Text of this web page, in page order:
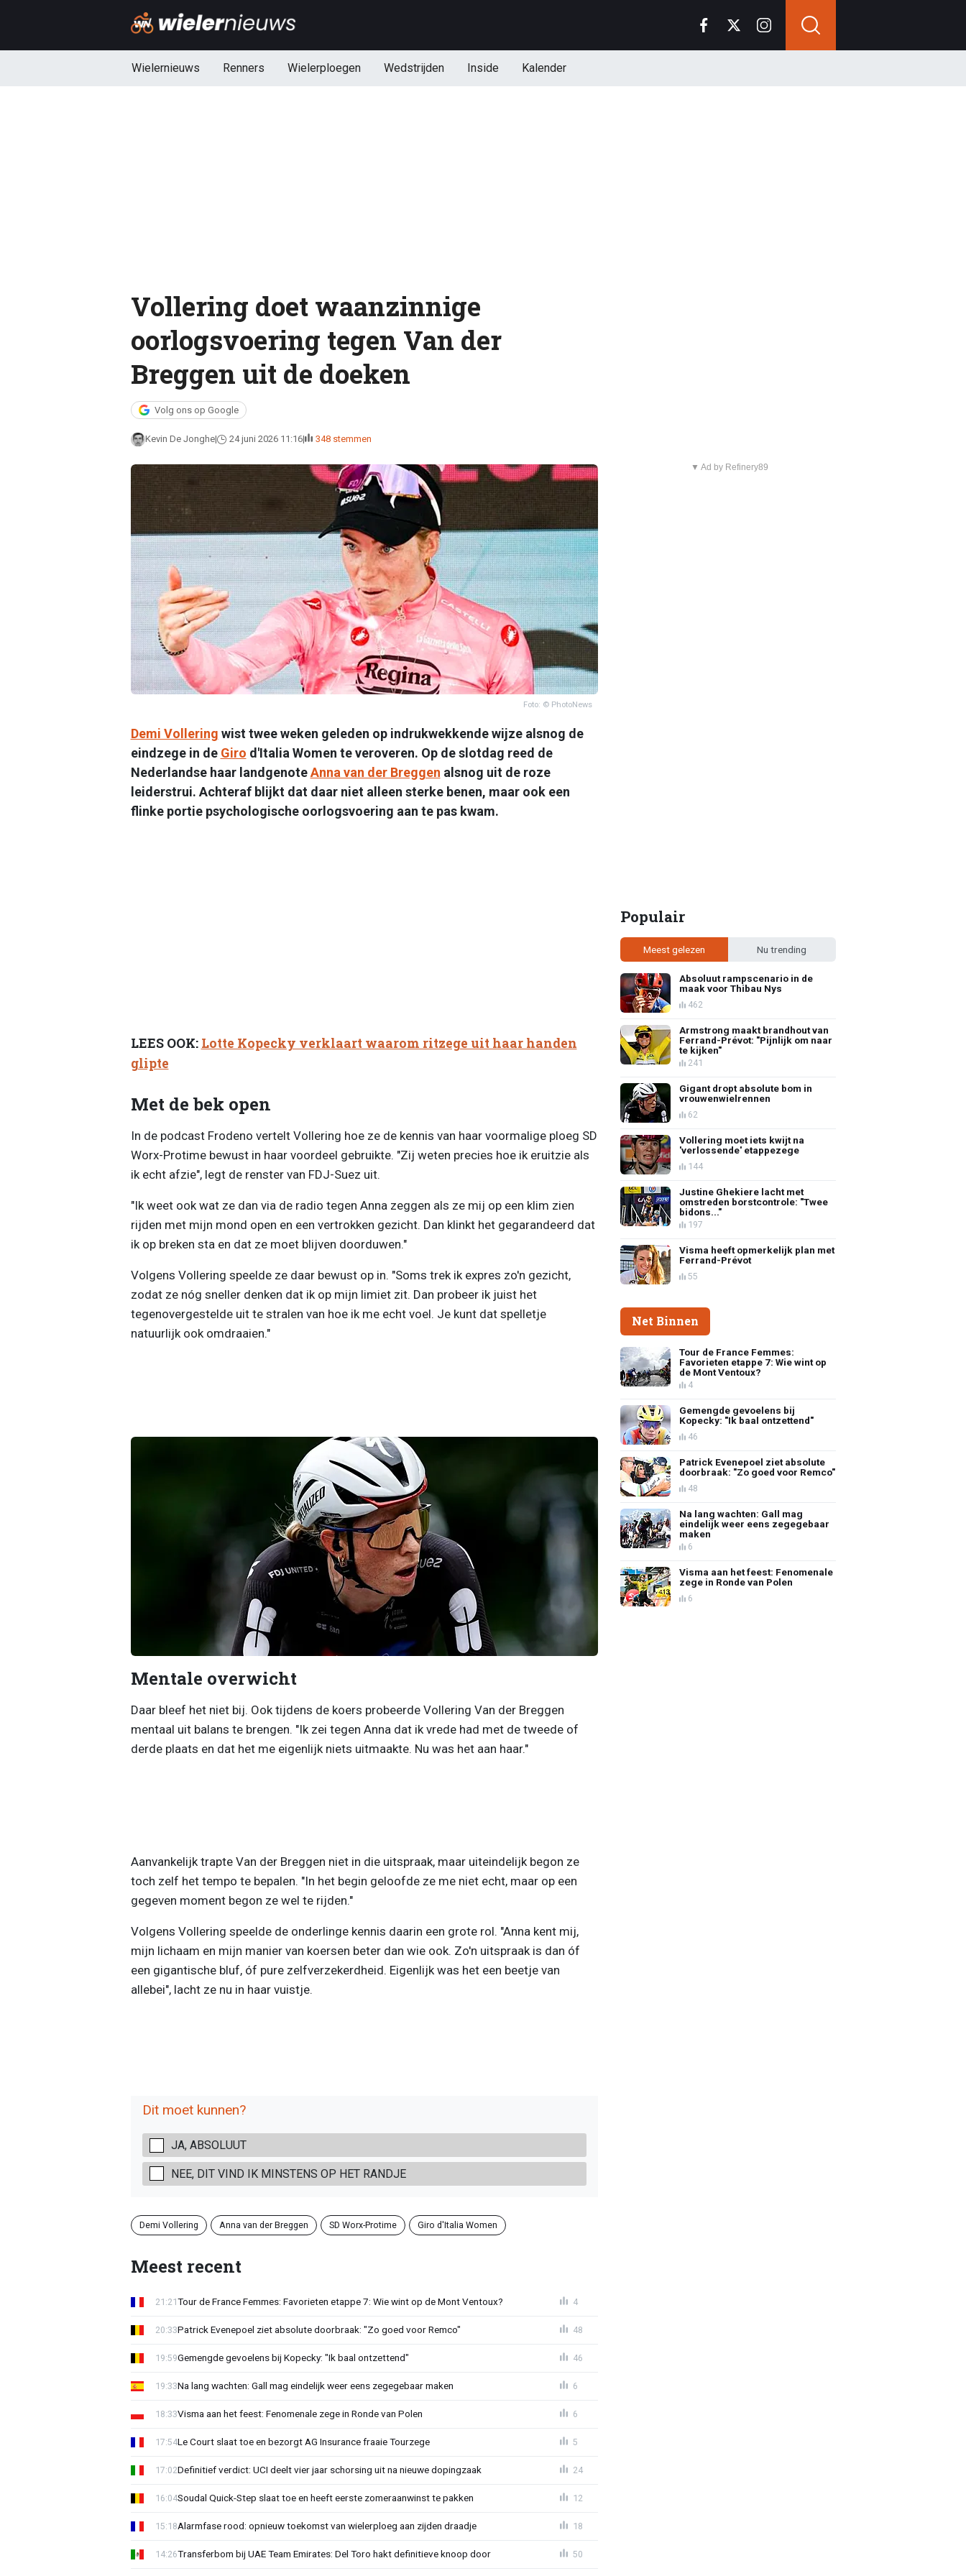
Wielernieuws Renners Wielerploegen Wedstrijden Inside Kalender
Vollering doet waanzinnige
oorlogsvoering tegen Van der
Breggen uit de doeken
Volg ons op Google
Kevin De Jonghe 24 juni 2026 11:16 348 stemmen
Foto: © PhotoNews
Demi Vollering wist twee weken geleden op indrukwekkende wijze alsnog de
eindzege in de Giro d'Italia Women te veroveren. Op de slotdag reed de
Nederlandse haar landgenoteAnna van der Breggen alsnog uit de roze
leiderstrui. Achteraf blijkt dat daar niet alleen sterke benen, maar ook een
flinke portie psychologische oorlogsvoering aan te pas kwam.
LEES OOK: Lotte Kopecky verklaart waarom ritzege uit haar handen
glipte
Met de bek open
In de podcast Frodeno vertelt Vollering hoe ze de kennis van haar voormalige ploeg SD
Worx-Protime bewust in haar voordeel gebruikte. "Zij weten precies hoe ik eruitzie als
ik echt afzie", legt de renster van FDJ-Suez uit.
"Ik weet ook wat ze dan via de radio tegen Anna zeggen als ze mij op een klim zien
rijden met mijn mond open en een vertrokken gezicht. Dan klinkt het gegarandeerd dat
ik op breken sta en dat ze moet blijven doorduwen."
Volgens Vollering speelde ze daar bewust op in. "Soms trek ik expres zo'n gezicht,
zodat ze nóg sneller denken dat ik op mijn limiet zit. Dan probeer ik juist het
tegenovergestelde uit te stralen van hoe ik me echt voel. Je kunt dat spelletje
natuurlijk ook omdraaien."
Mentale overwicht
Daar bleef het niet bij. Ook tijdens de koers probeerde Vollering Van der Breggen
mentaal uit balans te brengen. "Ik zei tegen Anna dat ik vrede had met de tweede of
derde plaats en dat het me eigenlijk niets uitmaakte. Nu was het aan haar."
Aanvankelijk trapte Van der Breggen niet in die uitspraak, maar uiteindelijk begon ze
toch zelf het tempo te bepalen. "In het begin geloofde ze me niet echt, maar op een
gegeven moment begon ze wel te rijden."
Volgens Vollering speelde de onderlinge kennis daarin een grote rol. "Anna kent mij,
mijn lichaam en mijn manier van koersen beter dan wie ook. Zo'n uitspraak is dan óf
een gigantische bluf, óf pure zelfverzekerdheid. Eigenlijk was het een beetje van
allebei", lacht ze nu in haar vuistje.
Dit moet kunnen?
JA, ABSOLUUT
NEE, DIT VIND IK MINSTENS OP HET RANDJE
Demi Vollering Anna van der Breggen SD Worx-Protime Giro d'Italia Women
Meest recent
Tour de France Femmes: Favorieten etappe 7: Wie wint op de Mont Ventoux?
21:21 4
Patrick Evenepoel ziet absolute doorbraak: "Zo goed voor Remco"
20:33 48
Gemengde gevoelens bij Kopecky: "Ik baal ontzettend"
19:59 46
Na lang wachten: Gall mag eindelijk weer eens zegegebaar maken
19:33 6
Visma aan het feest: Fenomenale zege in Ronde van Polen
18:33 6
Le Court slaat toe en bezorgt AG Insurance fraaie Tourzege
17:54 5
Definitief verdict: UCI deelt vier jaar schorsing uit na nieuwe dopingzaak
17:02 24
Soudal Quick-Step slaat toe en heeft eerste zomeraanwinst te pakken
16:04 12
Alarmfase rood: opnieuw toekomst van wielerploeg aan zijden draadje
15:18 18
Transferbom bij UAE Team Emirates: Del Toro hakt definitieve knoop door
14:26 50
▼ Ad by Refinery89
Populair
Meest gelezen Nu trending
Absoluut rampscenario in de
maak voor Thibau Nys
462
Armstrong maakt brandhout van
Ferrand-Prévot: "Pijnlijk om naar
te kijken"
241
Gigant dropt absolute bom in
vrouwenwielrennen
62
Vollering moet iets kwijt na
'verlossende' etappezege
144
Justine Ghekiere lacht met
omstreden borstcontrole: "Twee
bidons..."
197
Visma heeft opmerkelijk plan met
Ferrand-Prévot
55
Net Binnen
Tour de France Femmes:
Favorieten etappe 7: Wie wint op
de Mont Ventoux?
4
Gemengde gevoelens bij
Kopecky: "Ik baal ontzettend"
46
Patrick Evenepoel ziet absolute
doorbraak: "Zo goed voor Remco"
48
Na lang wachten: Gall mag
eindelijk weer eens zegegebaar
maken
6
Visma aan het feest: Fenomenale
zege in Ronde van Polen
6